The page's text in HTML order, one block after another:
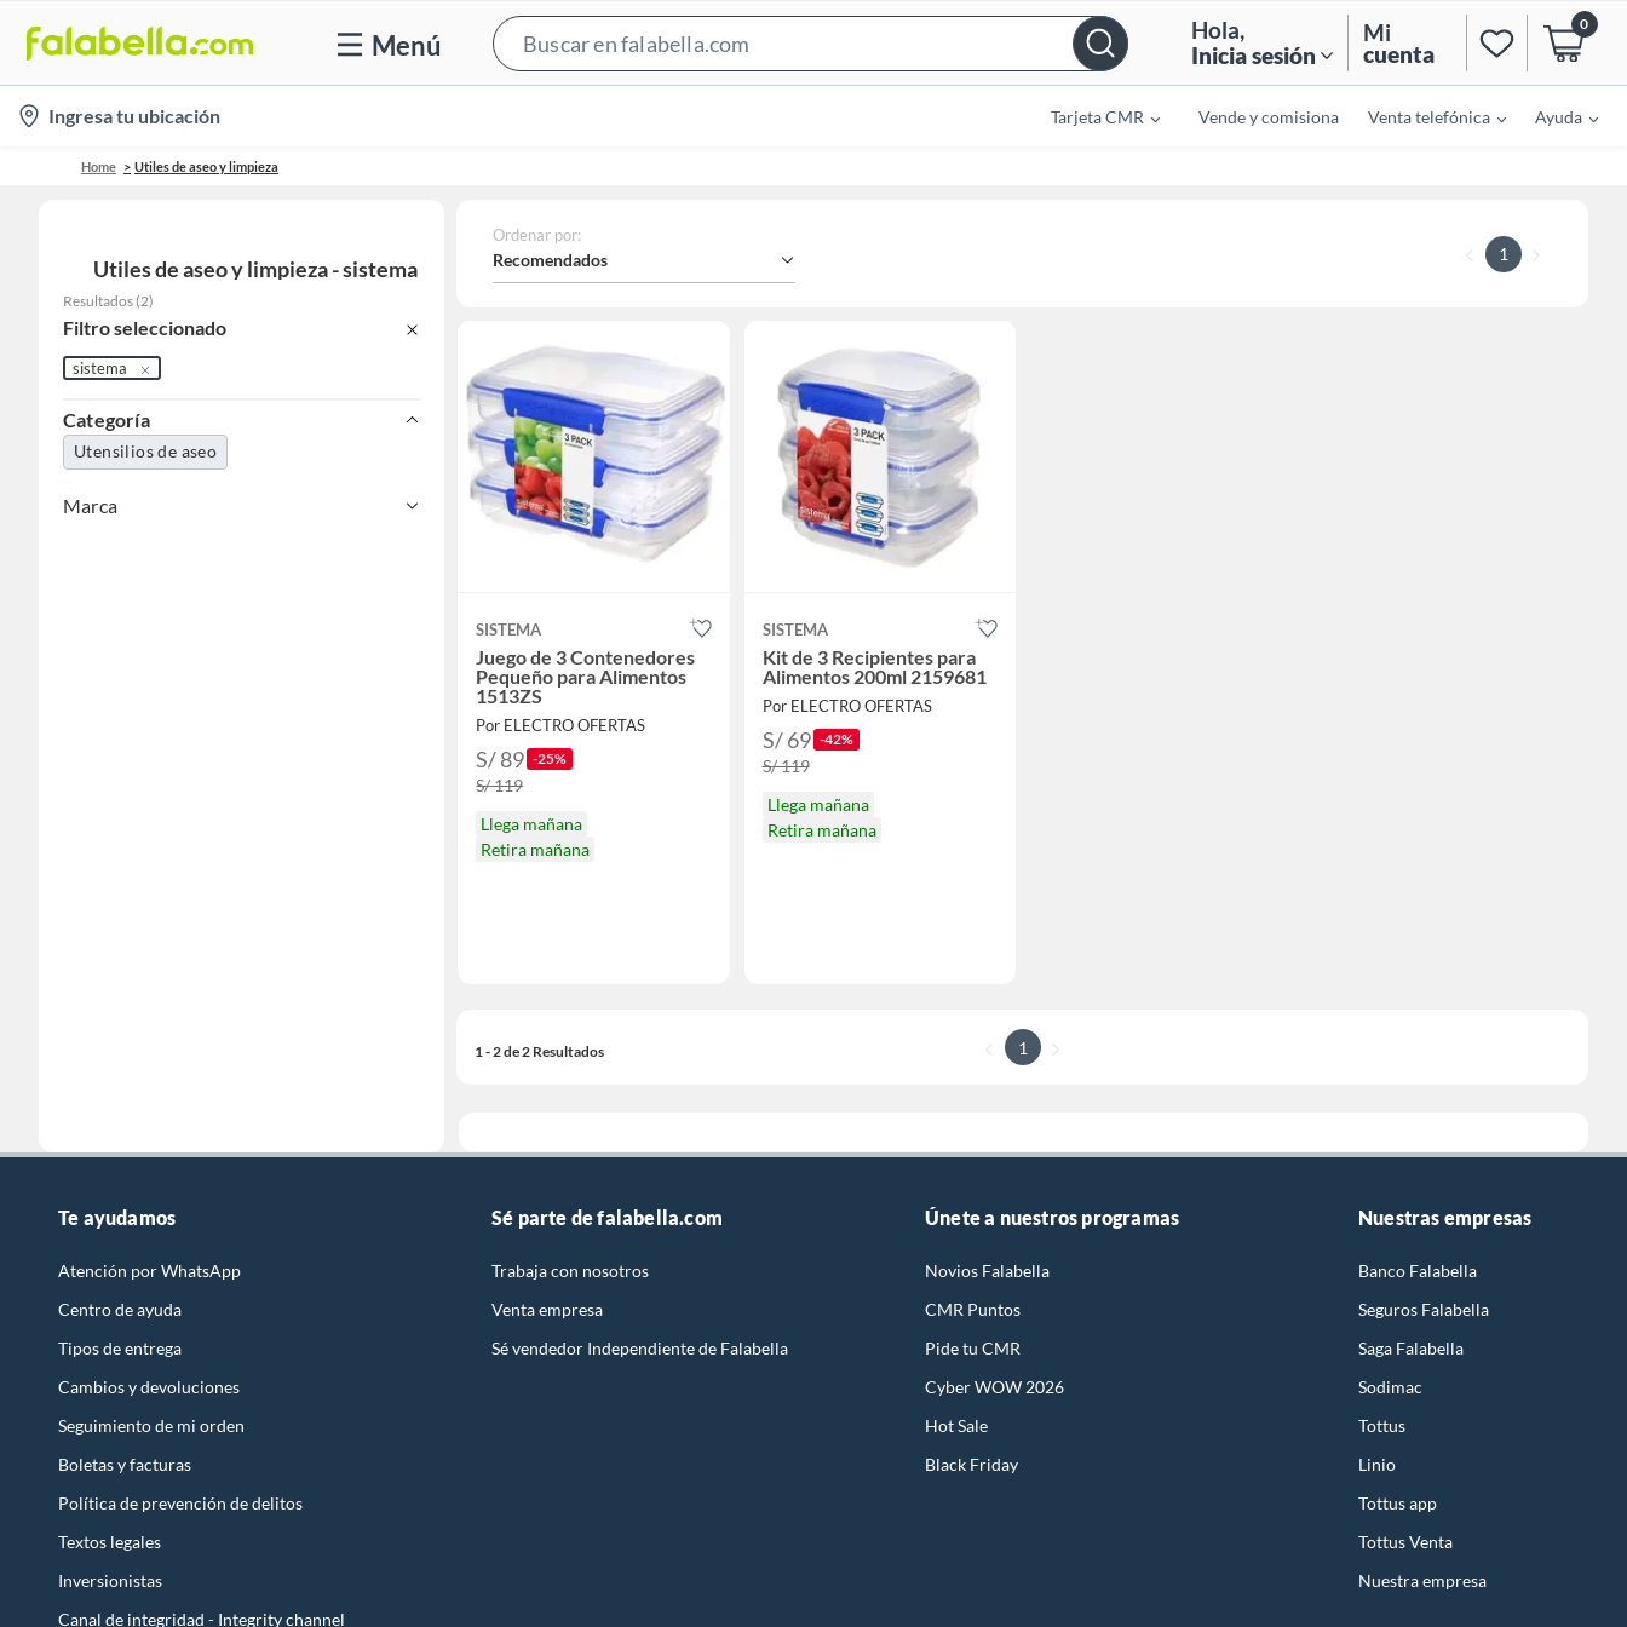
Menú
Bar
Hola,
Inicia sesión
Mi
cuenta
0
location-
icon
Ingresa tu ubicación Tarjeta CMR Vende y comisiona Venta telefónica Ayuda
Home Utiles de aseo y limpieza
Utiles de aseo y limpieza - sistema
Resultados (2)
Filtro seleccionado
sistema
Categoría
Utensilios de aseo
Marca
Ordenar por:
Recomendados 1
SISTEMA
Juego de 3 Contenedores
Pequeño para Alimentos
1513ZS
Por ELECTRO OFERTAS
S/ 89 -25%
S/ 119
Llega mañana
Retira mañana
SISTEMA
Kit de 3 Recipientes para
Alimentos 200ml 2159681
Por ELECTRO OFERTAS
S/ 69 -42%
S/ 119
Llega mañana
Retira mañana
1 - 2 de 2 Resultados 1
Te ayudamos
Atención por WhatsApp
Centro de ayuda
Tipos de entrega
Cambios y devoluciones
Seguimiento de mi orden
Boletas y facturas
Política de prevención de delitos
Textos legales
Inversionistas
Canal de integridad - Integrity channel
Sé parte de falabella.com
Trabaja con nosotros
Venta empresa
Sé vendedor Independiente de Falabella
Únete a nuestros programas
Novios Falabella
CMR Puntos
Pide tu CMR
Cyber WOW 2026
Hot Sale
Black Friday
Nuestras empresas
Banco Falabella
Seguros Falabella
Saga Falabella
Sodimac
Tottus
Linio
Tottus app
Tottus Venta
Nuestra empresa